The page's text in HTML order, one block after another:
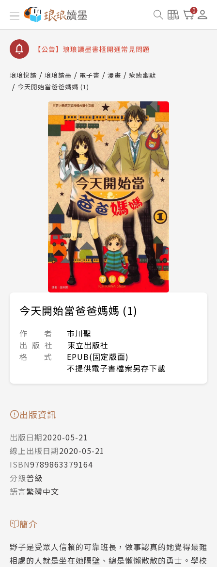
0
【公告】琅琅書店服務升級重要說明及資產合併結果
查詢
【公告】琅琅讀墨數位閱讀資產合併與書櫃開通申請
【公告】琅琅讀墨書櫃開通常見問題
請圖文教學
【公告】琅琅書店服務升級重要說明及資產合併結果
查詢
【公告】琅琅讀墨數位閱讀資產合併與書櫃開通申請
琅琅悅讀 琅琅讀墨 電子書 漫畫
療癒幽默
今天開始當爸爸媽媽 (1)
今天開始當爸爸媽媽 (1)
作 者
市川聖
出 版 社
東立出版社
格 式
EPUB(固定版面)
不提供電子書檔案另存下載
出版資訊
出版日期2020-05-21
線上出版日期2020-05-21
ISBN9789863379164
分級普級
語言繁體中文
簡介
野子是受眾人信賴的可靠班長，做事認真的她覺得最難
相處的人就是坐在她隔壁、總是懶懶散散的勇士。學校